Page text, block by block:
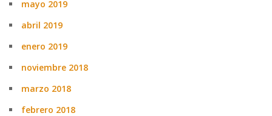
mayo 2019
abril 2019
enero 2019
noviembre 2018
marzo 2018
febrero 2018